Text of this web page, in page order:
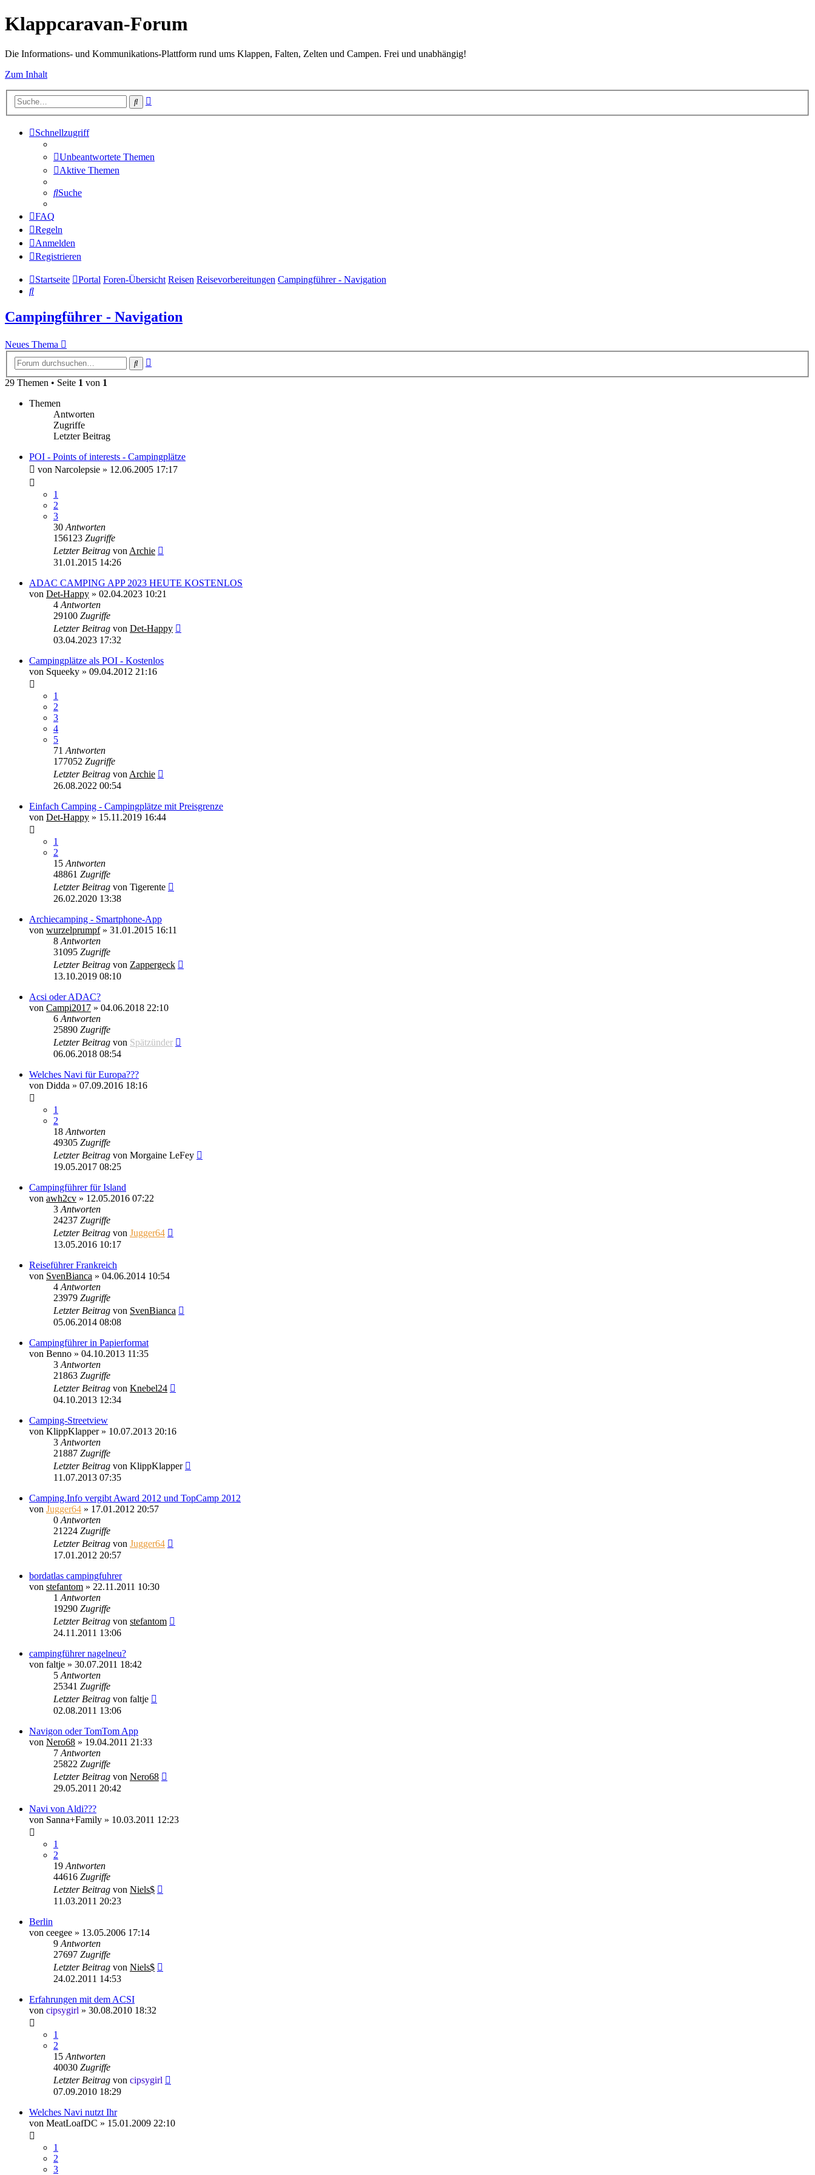
Klappcaravan-Forum
Die Informations- und Kommunikations-Plattform rund ums Klappen, Falten, Zelten und Campen. Frei und unabhängig!
Zum Inhalt
Suche
Schnellzugriff
Unbeantwortete Themen
Aktive Themen
Suche
FAQ
Regeln
Anmelden
Registrieren
Startseite Portal Foren-Übersicht Reisen Reisevorbereitungen Campingführer - Navigation
Suche
Campingführer - Navigation
Neues Thema
Suche
29 Themen • Seite 1 von 1
Themen
Antworten
Zugriffe
Letzter Beitrag
POI - Points of interests - Campingplätze
von Narcolepsie » 12.06.2005 17:17
1
2
3
30 Antworten
156123 Zugriffe
Letzter Beitrag von Archie
31.01.2015 14:26
ADAC CAMPING APP 2023 HEUTE KOSTENLOS
von Det-Happy » 02.04.2023 10:21
4 Antworten
29100 Zugriffe
Letzter Beitrag von Det-Happy
03.04.2023 17:32
Campingplätze als POI - Kostenlos
von Squeeky » 09.04.2012 21:16
1
2
3
4
5
71 Antworten
177052 Zugriffe
Letzter Beitrag von Archie
26.08.2022 00:54
Einfach Camping - Campingplätze mit Preisgrenze
von Det-Happy » 15.11.2019 16:44
1
2
15 Antworten
48861 Zugriffe
Letzter Beitrag von Tigerente
26.02.2020 13:38
Archiecamping - Smartphone-App
von wurzelprumpf» 31.01.2015 16:11
8 Antworten
31095 Zugriffe
Letzter Beitrag von Zappergeck
13.10.2019 08:10
Acsi oder ADAC?
von Campi2017 » 04.06.2018 22:10
6 Antworten
25890 Zugriffe
Letzter Beitrag von Spätzünder
06.06.2018 08:54
Welches Navi für Europa???
von Didda » 07.09.2016 18:16
1
2
18 Antworten
49305 Zugriffe
Letzter Beitrag von Morgaine LeFey
19.05.2017 08:25
Campingführer für Island
von awh2cv » 12.05.2016 07:22
3 Antworten
24237 Zugriffe
Letzter Beitrag von Jugger64
13.05.2016 10:17
Reiseführer Frankreich
von SvenBianca » 04.06.2014 10:54
4 Antworten
23979 Zugriffe
Letzter Beitrag von SvenBianca
05.06.2014 08:08
Campingführer in Papierformat
von Benno » 04.10.2013 11:35
3 Antworten
21863 Zugriffe
Letzter Beitrag von Knebel24
04.10.2013 12:34
Camping-Streetview
von KlippKlapper» 10.07.2013 20:16
3 Antworten
21887 Zugriffe
Letzter Beitrag von KlippKlapper
11.07.2013 07:35
Camping.Info vergibt Award 2012 und TopCamp 2012
von Jugger64 » 17.01.2012 20:57
0 Antworten
21224 Zugriffe
Letzter Beitrag von Jugger64
17.01.2012 20:57
bordatlas campingfuhrer
von stefantom » 22.11.2011 10:30
1 Antworten
19290 Zugriffe
Letzter Beitrag von stefantom
24.11.2011 13:06
campingführer nagelneu?
von faltje » 30.07.2011 18:42
5 Antworten
25341 Zugriffe
Letzter Beitrag von faltje
02.08.2011 13:06
Navigon oder TomTom App
von Nero68 » 19.04.2011 21:33
7 Antworten
25822 Zugriffe
Letzter Beitrag von Nero68
29.05.2011 20:42
Navi von Aldi???
von Sanna+Family » 10.03.2011 12:23
1
2
19 Antworten
44616 Zugriffe
Letzter Beitrag von Niels$
11.03.2011 20:23
Berlin
von ceegee » 13.05.2006 17:14
9 Antworten
27697 Zugriffe
Letzter Beitrag von Niels$
24.02.2011 14:53
Erfahrungen mit dem ACSI
von cipsygirl » 30.08.2010 18:32
1
2
15 Antworten
40030 Zugriffe
Letzter Beitrag von cipsygirl
07.09.2010 18:29
Welches Navi nutzt Ihr
von MeatLoafDC » 15.01.2009 22:10
1
2
3